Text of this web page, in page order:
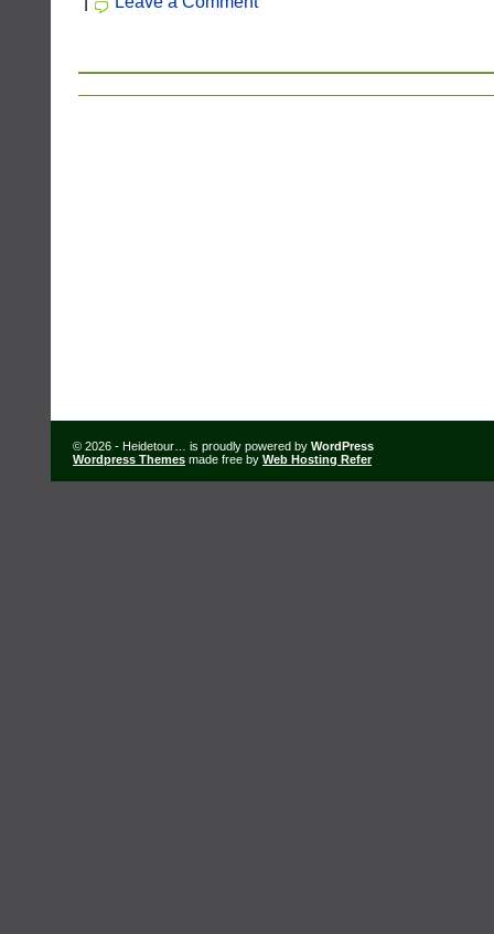
© 2026 - Heidetour… is proudly powered by WordPress
Wordpress Themes made free by Web Hosting Refer